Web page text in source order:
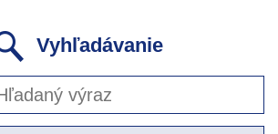
Vyhľadávanie